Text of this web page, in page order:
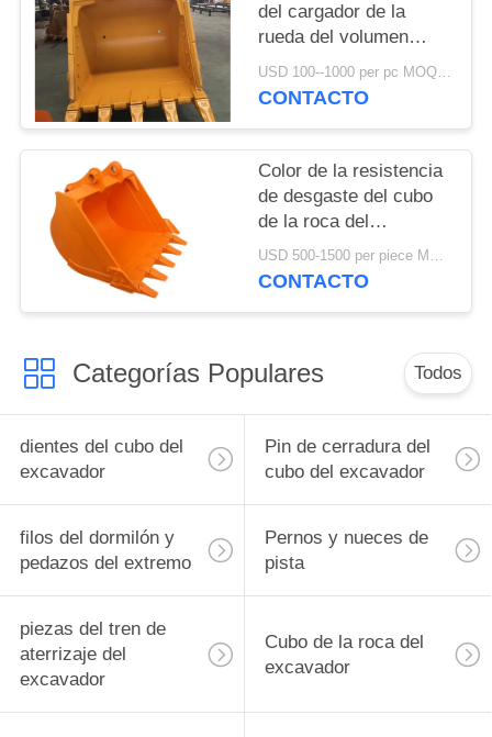
del cargador de la
rueda del volumen
3.5cbm, cucharón
excavador de la
USD 100--1000 per pc MOQ:1pcs
CONTACTO
Color de la resistencia
de desgaste del cubo
de la roca del
excavador de Hitachi
EX200 diverso
USD 500-1500 per piece MOQ:1PC
CONTACTO
Categorías Populares Todos
dientes del cubo del
excavador
Pin de cerradura del
cubo del excavador
filos del dormilón y
pedazos del extremo
Pernos y nueces de
pista
piezas del tren de
aterrizaje del
excavador
Cubo de la roca del
excavador